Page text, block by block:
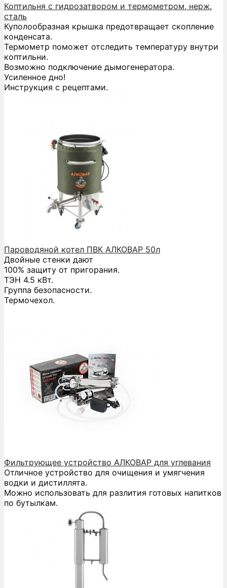
Коптильня с гидрозатвором и термометром, нерж.
сталь
Куполообразная крышка предотвращает скопление
конденсата.
Термометр поможет отследить температуру внутри
коптильни.
Возможно подключение дымогенератора.
Усиленное дно!
Инструкция с рецептами.
Пароводяной котел ПВК АЛКОВАР 50л
Двойные стенки дают
100% защиту от пригорания.
ТЭН 4.5 кВт.
Группа безопасности.
Термочехол.
Фильтрующее устройство АЛКОВАР для углевания
Отличное устройство для очищения и умягчения
водки и дистиллята.
Можно использовать для разлития готовых напитков
по бутылкам.